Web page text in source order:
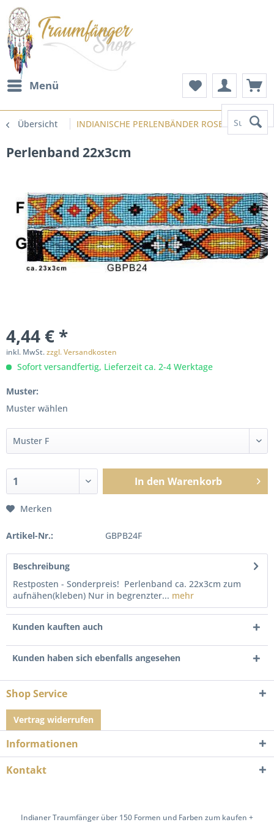
Menü
Suchen
Übersicht INDIANISCHE PERLENBÄNDER ROSETTEN
Perlenband 22x3cm
4,44 € *
inkl. MwSt.zzgl. Versandkosten
Sofort versandfertig, Lieferzeit ca. 2-4 Werktage
Muster:
Muster wählen
In den Warenkorb
Merken
Artikel-Nr.: GBPB24F
Beschreibung
Restposten - Sonderpreis! Perlenband ca. 22x3cm zum
aufnähen(kleben) Nur in begrenzter... mehr
Kunden kauften auch
Kunden haben sich ebenfalls angesehen
Shop Service
Vertrag widerrufen
Informationen
Kontakt
Indianer Traumfänger über 150 Formen und Farben zum kaufen +